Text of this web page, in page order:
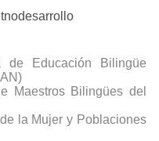
de Educación Bilingüe
Maestros Bilingües del
la Mujer y Poblaciones